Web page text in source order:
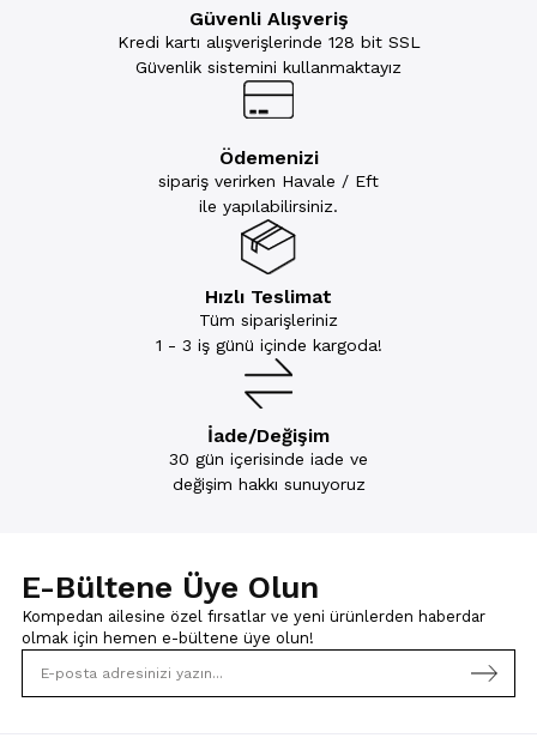
Güvenli Alışveriş
Kredi kartı alışverişlerinde 128 bit SSL
Güvenlik sistemini kullanmaktayız
Ödemenizi
sipariş verirken Havale / Eft
ile yapılabilirsiniz.
Hızlı Teslimat
Tüm siparişleriniz
1 - 3 iş günü içinde kargoda!
İade/Değişim
30 gün içerisinde iade ve
değişim hakkı sunuyoruz
E-Bültene Üye Olun
Kompedan ailesine özel fırsatlar ve yeni ürünlerden haberdar
olmak için hemen e-bültene üye olun!